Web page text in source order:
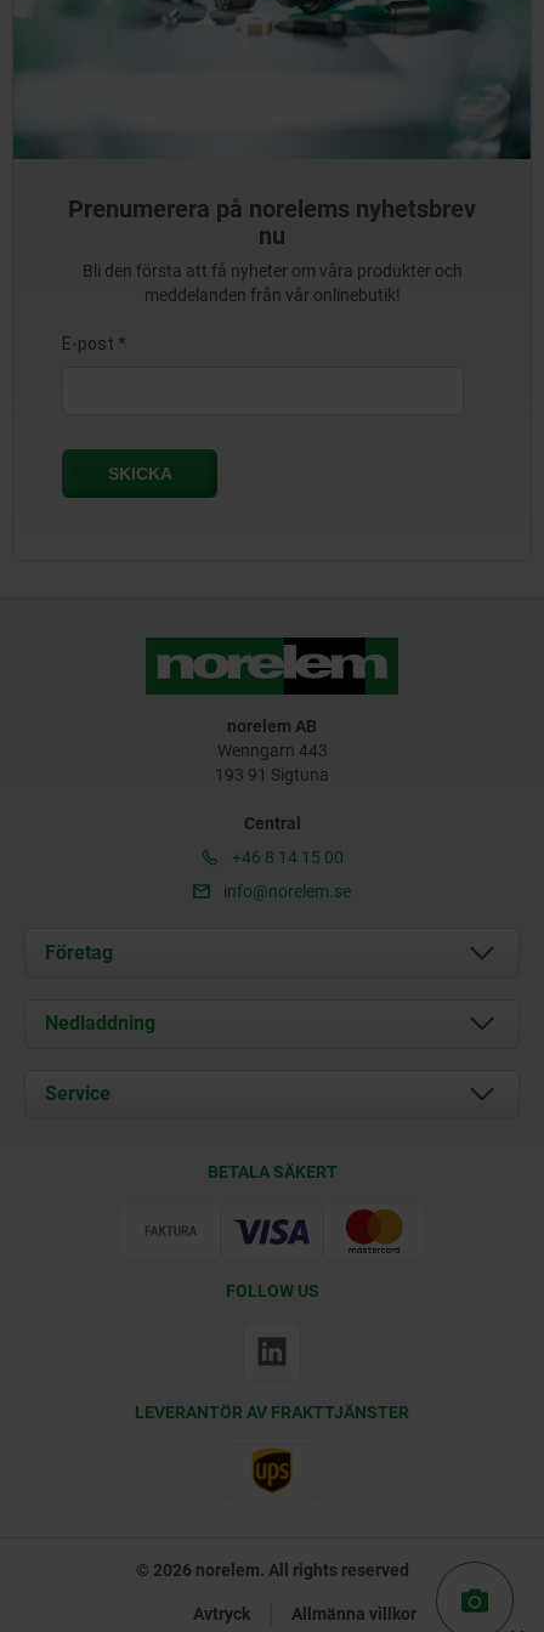
Prenumerera på norelems nyhetsbrev
nu
Bli den första att få nyheter om våra produkter och
meddelanden från vår onlinebutik!
norelem AB
Wenngarn 443
193 91 Sigtuna
Central
+46 8 14 15 00
info@norelem.se
Företag
Om oss
Kontakt
Nedladdning
Documents
Service
BETALA SÄKERT
FOLLOW US
LEVERANTÖR AV FRAKTTJÄNSTER
© 2026 norelem. All rights reserved
Avtryck
Allmänna villkor